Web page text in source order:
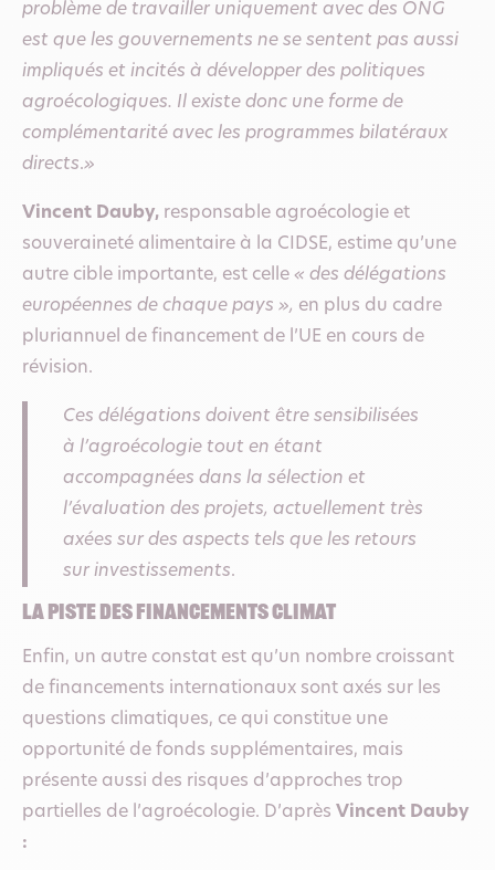
problème de travailler uniquement avec des ONG
est que les gouvernements ne se sentent pas aussi
impliqués et incités à développer des politiques
agroécologiques. Il existe donc une forme de
complémentarité avec les programmes bilatéraux
directs.»
Vincent Dauby, responsable agroécologie et
souveraineté alimentaire à la CIDSE, estime qu’une
autre cible importante, est celle « des délégations
européennes de chaque pays », en plus du cadre
pluriannuel de financement de l’UE en cours de
révision.
Ces délégations doivent être sensibilisées
à l’agroécologie tout en étant
accompagnées dans la sélection et
l’évaluation des projets, actuellement très
axées sur des aspects tels que les retours
sur investissements.
La piste des financements climat
Enfin, un autre constat est qu’un nombre croissant
de financements internationaux sont axés sur les
questions climatiques, ce qui constitue une
opportunité de fonds supplémentaires, mais
présente aussi des risques d’approches trop
partielles de l’agroécologie. D’après Vincent Dauby
: